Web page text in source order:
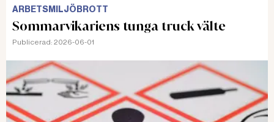
ARBETSMILJÖBROTT
Sommarvikariens tunga truck välte
Publicerad: 2026-06-01